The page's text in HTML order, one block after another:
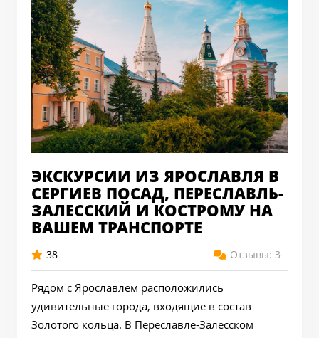
ЭКСКУРСИИ ИЗ ЯРОСЛАВЛЯ В
СЕРГИЕВ ПОСАД, ПЕРЕСЛАВЛЬ-
ЗАЛЕССКИЙ И КОСТРОМУ НА
ВАШЕМ ТРАНСПОРТЕ
38 Отзывы: 3
Рядом с Ярославлем расположились
удивительные города, входящие в состав
Золотого кольца. В Переславле-Залесском